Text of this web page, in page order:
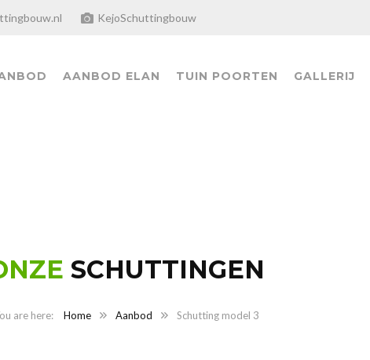
KejoSchuttingbouw
AANBOD ELAN TUIN POORTEN GALLERIJ
SCHUTTINGEN
Home Aanbod Schutting model 3